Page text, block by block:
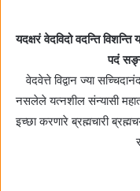
यदक्षरं वेदविदो वदन्ति विशन्ति
पदं
वेदवेत्ते विद्वान ज्या
नसलेले यत्‍नशील संन्यासी
इच्छा करणारे ब्रह्मचारी